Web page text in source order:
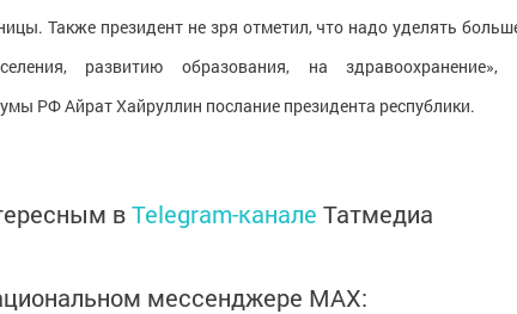
Также президент не зря отметил, что надо уделять
развитию образования, на здравоохранение»,
РФ Айрат Хайруллин послание президента республики.
вTelegram-канале Татмедиа
мессенджере MАХ: